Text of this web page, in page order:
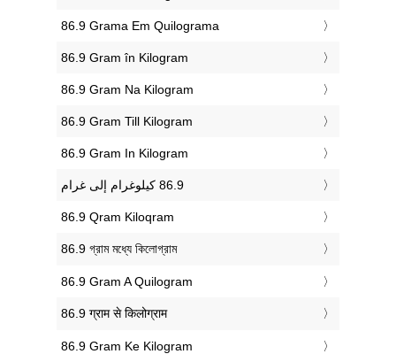
‎86.9 Grama Em Quilograma
‎86.9 Gram în Kilogram
‎86.9 Gram Na Kilogram
‎86.9 Gram Till Kilogram
‎86.9 Gram In Kilogram
‎86.9 Qram Kiloqram
‎86.9 গ্রাম মধ্যে কিলোগ্রাম
‎86.9 Gram A Quilogram
‎86.9 ग्राम से किलोग्राम
‎86.9 Gram Ke Kilogram